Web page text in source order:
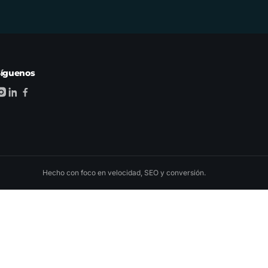
Hecho con foco en velocidad, SEO y conversión.